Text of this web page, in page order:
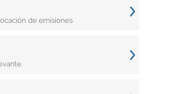
de emisiones